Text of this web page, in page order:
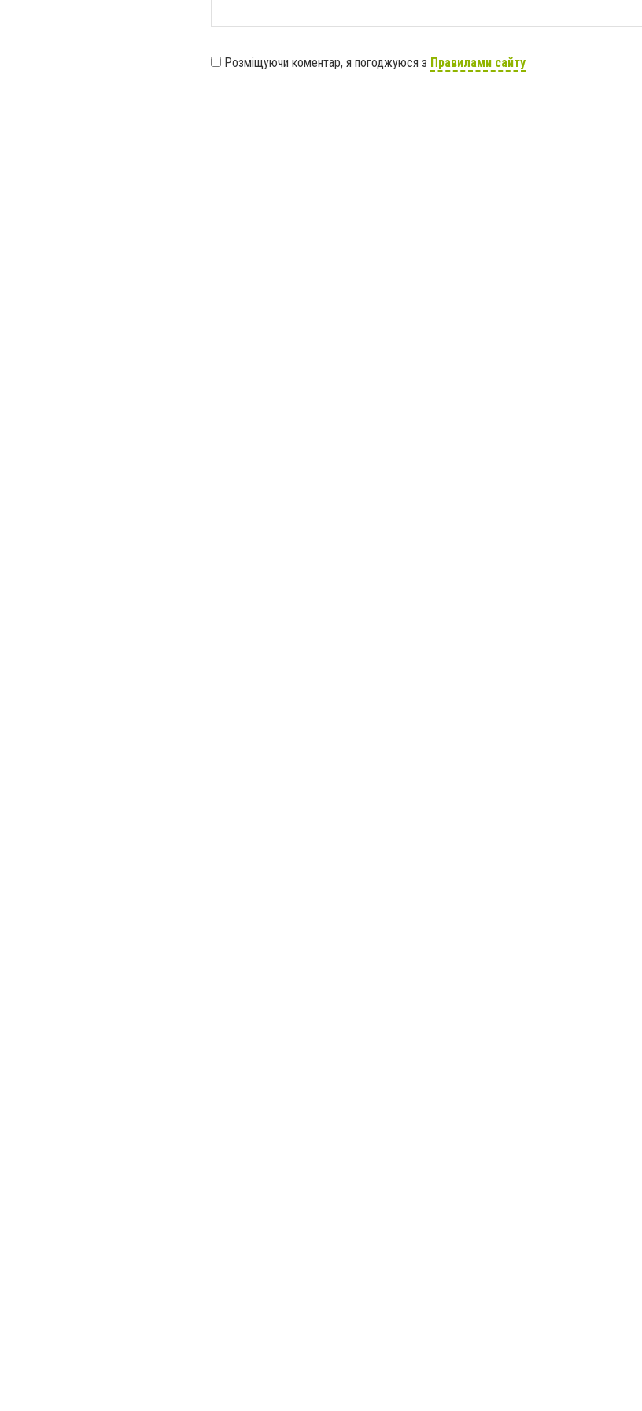
Розміщуючи коментар, я погоджуюся з Правилами сайту